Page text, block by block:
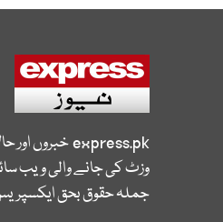
express.pkخبروں اور
وزٹ کی جانے والی ویب
جملہ حقوق بحق